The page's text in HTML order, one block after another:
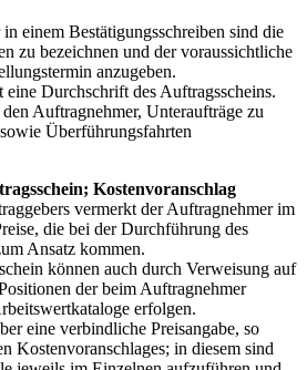
einem Bestätigungsschreiben sind die
zu bezeichnen und der voraussichtliche
anzugeben.
Durchschrift des Auftragsscheins.
Auftragnehmer, Unteraufträge zu
Überführungsfahrten
Kostenvoranschlag
vermerkt der Auftragnehmer im
die bei der Durchführung des
Ansatz kommen.
können auch durch Verweisung auf
der beim Auftragnehmer
erfolgen.
eine verbindliche Preisangabe, so
Kostenvoranschlages; in diesem sind